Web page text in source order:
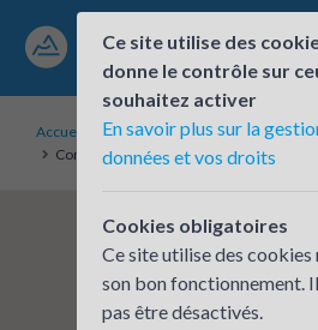
Accueil
Établissements inscrits
Communauté de communes de la Plaine
Ce site utilise des
donne le contrôle sur
souhaitez activer
En savoir plus sur la
données et vos droits
Cookies obligatoires
Ce site utilise des cookies
son bon fonctionnement.
pas être désactivés.